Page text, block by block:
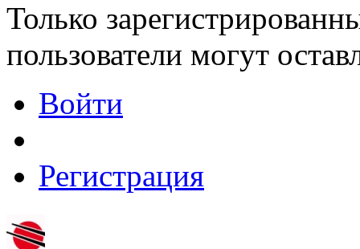
Только
пользователи могут
Войти
Регистрация